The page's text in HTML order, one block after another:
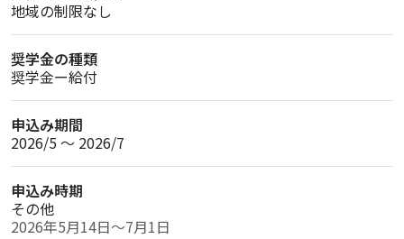
地域の制限なし
奨学金の種類
奨学金ー給付
申込み期間
2026/5 〜 2026/7
申込み時期
その他
2026年5月14日～7月1日